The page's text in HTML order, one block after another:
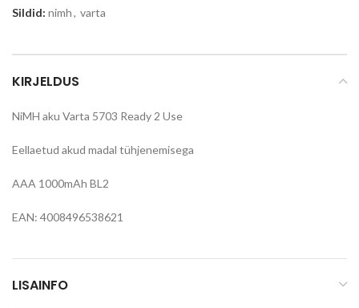
Sildid: nimh, varta
KIRJELDUS
NiMH aku Varta 5703 Ready 2 Use
Eellaetud akud madal tühjenemisega
AAA 1000mAh BL2
EAN: 4008496538621
LISAINFO